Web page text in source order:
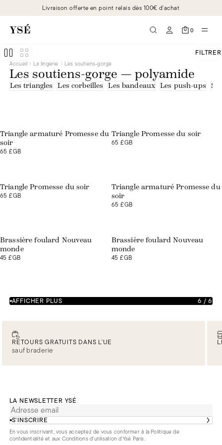
Livraison offerte en point relais dès 100€ d'achat
0
FILTRER
Accueil La lingerie Les soutiens-gorge
Les soutiens-gorge — polyamide
Les triangles Les corbeilles Les bandeaux Les push-ups
Triangle armaturé Promesse du
soir
65 £GB
Triangle Promesse du soir
65 £GB
Triangle Promesse du soir
65 £GB
Triangle armaturé Promesse du
soir
65 £GB
Brassière foulard Nouveau
monde
45 £GB
Brassière foulard Nouveau
monde
45 £GB
AFFICHER PLUS 6 /6
RETOURS GRATUITS DANS L’UE
sauf braderie
LA NEWSLETTER YSÉ
S’INSCRIRE
En vous inscrivant, vous acceptez de vous conformer à la Politique de
confidentialitéet aux Conditions d'utilisation d’Ysé Paris.